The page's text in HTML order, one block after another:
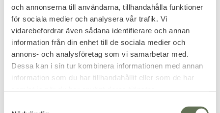
och annonserna till användarna, tillhandahålla funktioner
för sociala medier och analysera vår trafik. Vi
vidarebefordrar även sådana identifierare och annan
information från din enhet till de sociala medier och
annons- och analysföretag som vi samarbetar med.
Dessa kan i sin tur kombinera informationen med annan
information som du har tillhandahållit eller som de har
Add to favorites
Maxpedition Pouch FR-1
Add to favorites
Mil-Tec LEINA Första
MOLLE Pouch Svart